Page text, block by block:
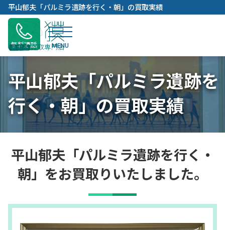
内
容
キ
プ
平山郁夫「パルミラ遺跡を行く・朝」の買取実績
無料通話
平山郁夫「パルミラ遺跡を
行く・朝」の買取実績
平山郁夫「パルミラ遺跡を行く・
朝」をお買取りいたしました。